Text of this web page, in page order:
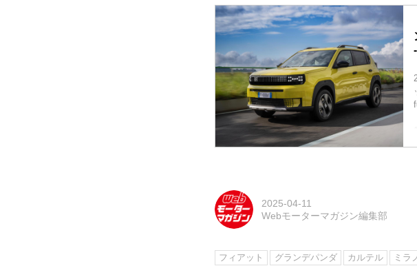
2025-04-11
Webモーターマガジン編集部
フィアット グランデパンダ カルテル ミラ